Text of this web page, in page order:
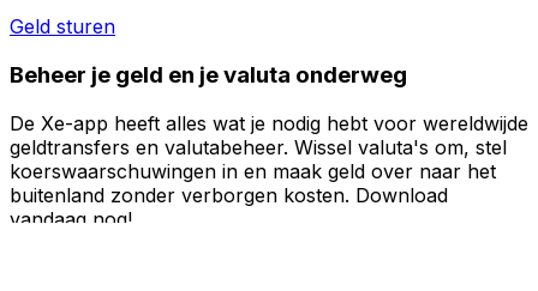
Geld sturen
Beheer je geld en je valuta onderweg
De Xe-app heeft alles wat je nodig hebt voor wereldwijde
geldtransfers en valutabeheer. Wissel valuta's om, stel
koerswaarschuwingen in en maak geld over naar het
buitenland zonder verborgen kosten. Download
vandaag nog!